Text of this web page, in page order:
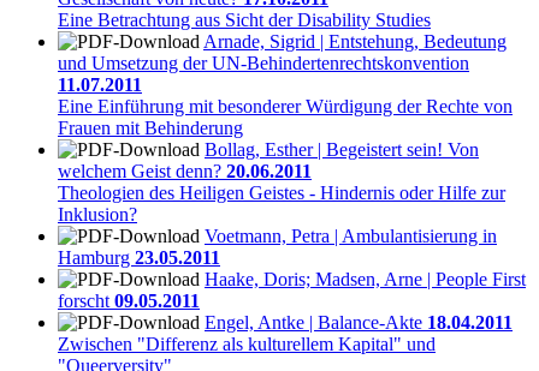
Eine Betrachtung aus Sicht der Disability Studies
Arnade, Sigrid | Entstehung, Bedeutung
und Umsetzung der UN-Behindertenrechtskonvention
11.07.2011
Eine Einführung mit besonderer Würdigung der Rechte von
Frauen mit Behinderung
Bollag, Esther | Begeistert sein! Von
welchem Geist denn? 20.06.2011
Theologien des Heiligen Geistes - Hindernis oder Hilfe zur
Inklusion?
Voetmann, Petra | Ambulantisierung in
Hamburg 23.05.2011
Haake, Doris; Madsen, Arne | People First
forscht 09.05.2011
Engel, Antke | Balance-Akte 18.04.2011
Zwischen "Differenz als kulturellem Kapital" und
"Queerversity"